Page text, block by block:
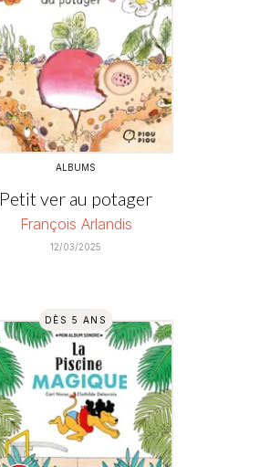
ALBUMS
Petit ver au potager
François Arlandis
12/03/2025
DÈS 5 ANS